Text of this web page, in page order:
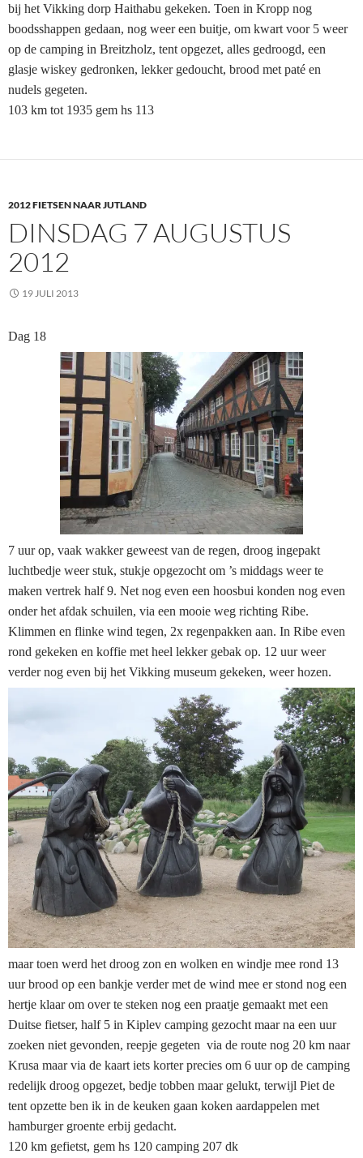
bij het Vikking dorp Haithabu gekeken. Toen in Kropp nog
boodsshappen gedaan, nog weer een buitje, om kwart voor 5 weer
op de camping in Breitzholz, tent opgezet, alles gedroogd, een
glasje wiskey gedronken, lekker gedoucht, brood met paté en
nudels gegeten.
103 km tot 1935 gem hs 113
2012 FIETSEN NAAR JUTLAND
DINSDAG 7 AUGUSTUS
2012
19 JULI 2013
Dag 18
7 uur op, vaak wakker geweest van de regen, droog ingepakt
luchtbedje weer stuk, stukje opgezocht om ’s middags weer te
maken vertrek half 9. Net nog even een hoosbui konden nog even
onder het afdak schuilen, via een mooie weg richting Ribe.
Klimmen en flinke wind tegen, 2x regenpakken aan. In Ribe even
rond gekeken en koffie met heel lekker gebak op. 12 uur weer
verder nog even bij het Vikking museum gekeken, weer hozen.
maar toen werd het droog zon en wolken en windje mee rond 13
uur brood op een bankje verder met de wind mee er stond nog een
hertje klaar om over te steken nog een praatje gemaakt met een
Duitse fietser, half 5 in Kiplev camping gezocht maar na een uur
zoeken niet gevonden, reepje gegeten via de route nog 20 km naar
Krusa maar via de kaart iets korter precies om 6 uur op de camping
redelijk droog opgezet, bedje tobben maar gelukt, terwijl Piet de
tent opzette ben ik in de keuken gaan koken aardappelen met
hamburger groente erbij gedacht.
120 km gefietst, gem hs 120 camping 207 dk